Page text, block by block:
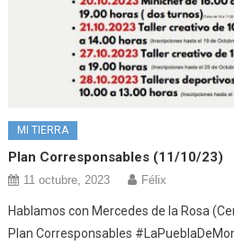
MI TIERRA
Plan Corresponsables (11/10/23)
11 octubre, 2023 Félix
Hablamos con Mercedes de la Rosa
Plan Corresponsables